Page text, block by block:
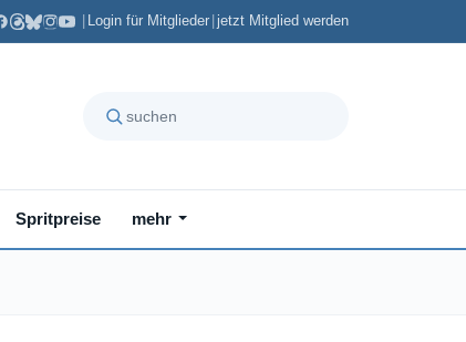
Login für Mitglieder jetzt Mitglied werden
Spritpreise mehr